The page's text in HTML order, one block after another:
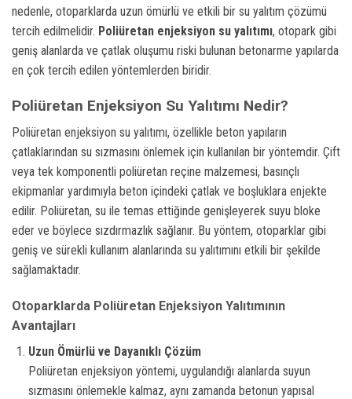
nedenle, otoparklarda uzun ömürlü ve etkili bir su yalıtım çözümü
tercih edilmelidir. Poliüretan enjeksiyon su yalıtımı, otopark gibi
geniş alanlarda ve çatlak oluşumu riski bulunan betonarme yapılarda
en çok tercih edilen yöntemlerden biridir.
Poliüretan Enjeksiyon Su Yalıtımı Nedir?
Poliüretan enjeksiyon su yalıtımı, özellikle beton yapıların
çatlaklarından su sızmasını önlemek için kullanılan bir yöntemdir. Çift
veya tek komponentli poliüretan reçine malzemesi, basınçlı
ekipmanlar yardımıyla beton içindeki çatlak ve boşluklara enjekte
edilir. Poliüretan, su ile temas ettiğinde genişleyerek suyu bloke
eder ve böylece sızdırmazlık sağlanır. Bu yöntem, otoparklar gibi
geniş ve sürekli kullanım alanlarında su yalıtımını etkili bir şekilde
sağlamaktadır.
Otoparklarda Poliüretan Enjeksiyon Yalıtımının
Avantajları
Uzun Ömürlü ve Dayanıklı Çözüm
Poliüretan enjeksiyon yöntemi, uygulandığı alanlarda suyun
sızmasını önlemekle kalmaz, aynı zamanda betonun yapısal